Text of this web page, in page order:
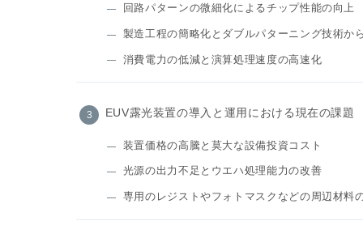
回路パターンの微細化によるチップ性能の向上
製造工程の簡略化とダブルパターニング技術か
消費電力の低減と演算処理速度の高速化
EUV露光装置の導入と運用における現在の課題
装置価格の高騰と莫大な設備投資コスト
光源の出力不足とウエハ処理能力の改善
専用のレジストやフォトマスクなどの周辺材料